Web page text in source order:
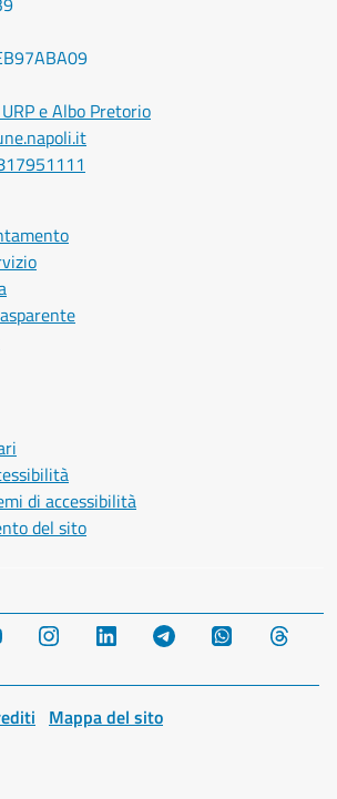
e Albo Pretorio
di accessibilità
del sito
YouTube Instagram LinkedIn Telegram WhatsApp
Mappa del sito